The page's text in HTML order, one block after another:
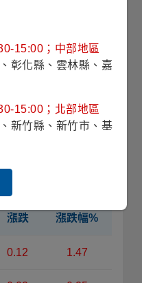
漲跌 漲跌幅%
0.12 1.47
15:00；中部地區
彰化縣、雲林縣、嘉
15:00；北部地區
新竹縣、新竹市、基